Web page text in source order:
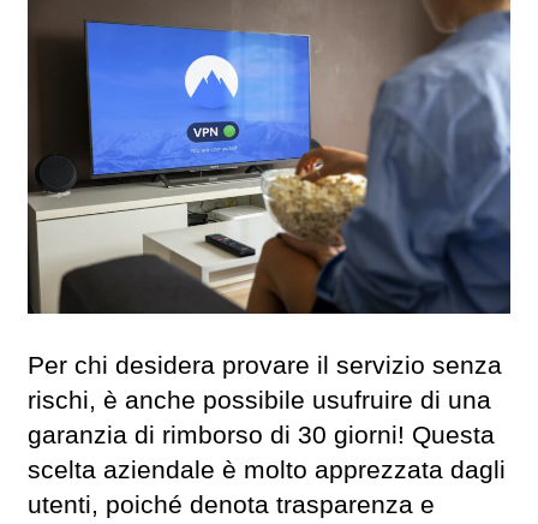
Per chi desidera provare il servizio senza
rischi, è anche possibile usufruire di una
garanzia di rimborso di 30 giorni! Questa
scelta aziendale è molto apprezzata dagli
utenti, poiché denota trasparenza e